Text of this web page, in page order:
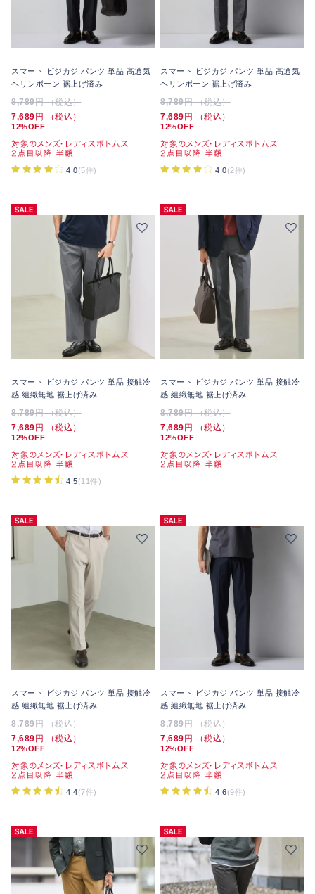
スマート ビジカジ パンツ 単品 高通気
ヘリンボーン 裾上げ済み
8,789円 （税込）
7,689 円 （税込）
12%OFF
4.0(5件)
スマート ビジカジ パンツ 単品 高通気
ヘリンボーン 裾上げ済み
8,789円 （税込）
7,689 円 （税込）
12%OFF
4.0(2件)
スマート ビジカジ パンツ 単品 接触冷
感 組織無地 裾上げ済み
8,789円 （税込）
7,689 円 （税込）
12%OFF
4.5(11件)
スマート ビジカジ パンツ 単品 接触冷
感 組織無地 裾上げ済み
8,789円 （税込）
7,689 円 （税込）
12%OFF
スマート ビジカジ パンツ 単品 接触冷
感 組織無地 裾上げ済み
8,789円 （税込）
7,689 円 （税込）
12%OFF
4.4(7件)
スマート ビジカジ パンツ 単品 接触冷
感 組織無地 裾上げ済み
8,789円 （税込）
7,689 円 （税込）
12%OFF
4.6(9件)